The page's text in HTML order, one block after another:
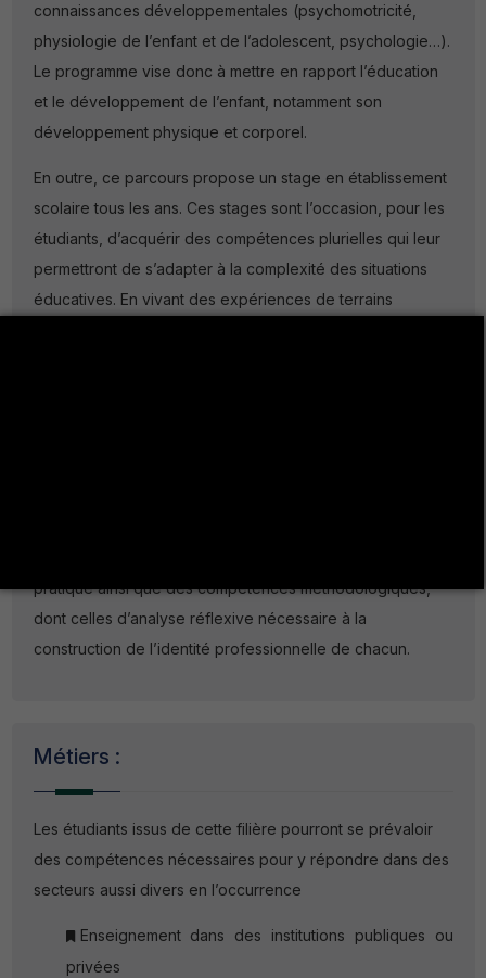
connaissances développementales (psychomotricité,
physiologie de l’enfant et de l’adolescent, psychologie…).
Le programme vise donc à mettre en rapport l’éducation
et le développement de l’enfant, notamment son
développement physique et corporel.
En outre, ce parcours propose un stage en établissement
scolaire tous les ans. Ces stages sont l’occasion, pour les
étudiants, d’acquérir des compétences plurielles qui leur
permettront de s’adapter à la complexité des situations
éducatives. En vivant des expériences de terrains
pratique ainsi que des compétences méthodologiques,
dont celles d’analyse réflexive nécessaire à la
construction de l’identité professionnelle de chacun.
Métiers :
Les étudiants issus de cette filière pourront se prévaloir
des compétences nécessaires pour y répondre dans des
secteurs aussi divers en l’occurrence
Enseignement dans des institutions publiques ou
privées